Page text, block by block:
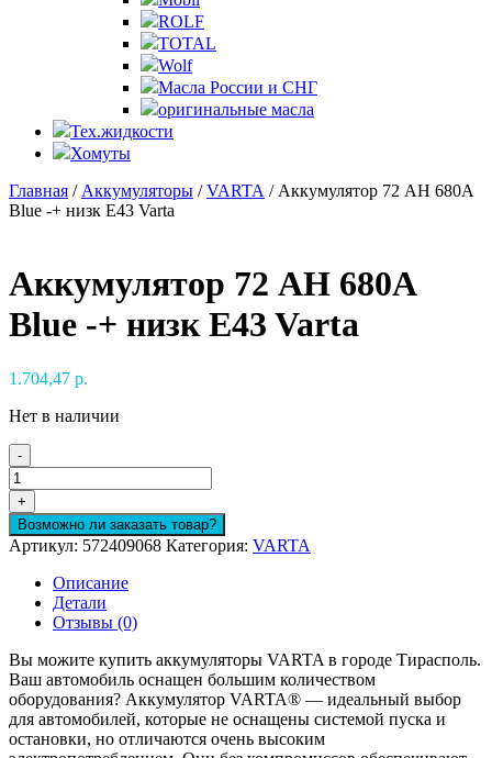
ROLF
TOTAL
Wolf
Масла России и СНГ
оригинальные масла
Тех.жидкости
Хомуты
Главная / Аккумуляторы /VARTA / Аккумулятор 72 AH 680A
Blue -+ низк E43 Varta
Аккумулятор 72 AH 680A
Blue -+ низк E43 Varta
1.704,47 р.
Нет в наличии
-
Количество
товара
Аккумулятор
72
AH
низк
E43
Varta
+
Возможно ли заказать товар?
Артикул: 572409068 Категория: VARTA
Описание
Детали
Отзывы (0)
Вы можите купить аккумуляторы VARTA в городе Тирасполь.
Ваш автомобиль оснащен большим количеством
оборудования? Аккумулятор VARTA® — идеальный выбор
для автомобилей, которые не оснащены системой пуска и
остановки, но отличаются очень высоким